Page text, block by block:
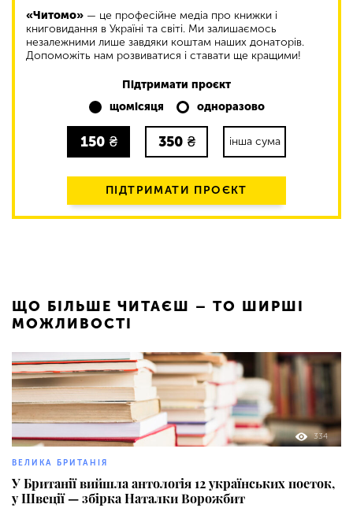
«Читомо» — це професійне медіа про книжки і
книговидання в Україні та світі. Ми залишаємось
незалежними лише завдяки коштам наших донаторів.
Допоможіть нам розвиватися і ставати ще кращими!
Підтримати проєкт
щомісяця
одноразово
150 ₴ 350 ₴ інша сума
ПІДТРИМАТИ ПРОЄКТ
ЩО БІЛЬШЕ ЧИТАЄШ – ТО ШИРШІ
МОЖЛИВОСТІ
334
ВЕЛИКА БРИТАНІЯ
У Британії вийшла антологія 12 українських поеток,
у Швеції — збірка Наталки Ворожбит